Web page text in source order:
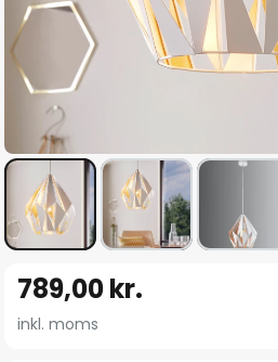
starten
789,00 kr.
inkl. moms